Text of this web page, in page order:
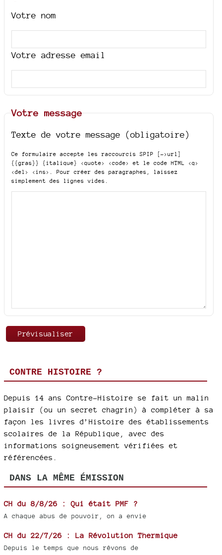
Votre nom
Votre adresse email
Votre message
Texte de votre message (obligatoire)
Ce formulaire accepte les raccourcis SPIP
[->url]
{{gras}} {italique} <quote> <code>
et le code HTML <q>
<del> <ins>
. Pour créer des paragraphes, laissez
simplement des lignes vides.
CONTRE HISTOIRE ?
Depuis 14 ans Contre-Histoire se fait un malin
plaisir (ou un secret chagrin) à compléter à sa
façon les livres d’Histoire des établissements
scolaires de la République, avec des
informations soigneusement vérifiées et
référencées.
DANS LA MÊME ÉMISSION
CH du 8/8/26 : Qui était PMF ?
A chaque abus de pouvoir, on a envie
CH du 22/7/26 : La Révolution Thermique
Depuis le temps que nous rêvons de